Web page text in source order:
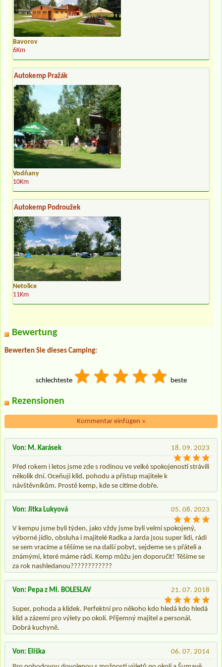
Bavorov
6Km
Autokemp Pražák
Vodňany
10Km
Autokemp Podroužek
Netolice
11Km
Bewertung
Bewerten Sie dieses Camping:
schlechteste beste
Rezensionen
Kommentar einfügen »
18. 09. 2023
Von: M. Karásek
Před rokem i letos jsme zde s rodinou ve velké spokojenosti strávili
několik dní. Oceňuji klid, pohodu a přístup majitele k
návštěvníkům. Prostě kemp, kde se cítíme dobře.
05. 08. 2023
Von: Jitka Lukyová
V kempu jsme byli týden, jako vždy jsme byli velmi spokojený,
výborné jídlo, obsluha i majitelé Radka a Jarda jsou super lidi, rádi
se sem vracíme a těšíme se na další pobyt, sejdeme se s přáteli a
známými, které máme rádi. Kemp můžu jen doporučit! Těšíme se
za rok nashledanou????????????
21. 07. 2018
Von: Pepa z Ml. BOLESLAV
Super, pohoda a klidek. Perfektni pro někoho kdo hledá kdo hledá
klid a zázemí pro výlety po okolí. Příjemný majitel a personál.
Dobrá kuchyně.
06. 07. 2014
Von: Eliška